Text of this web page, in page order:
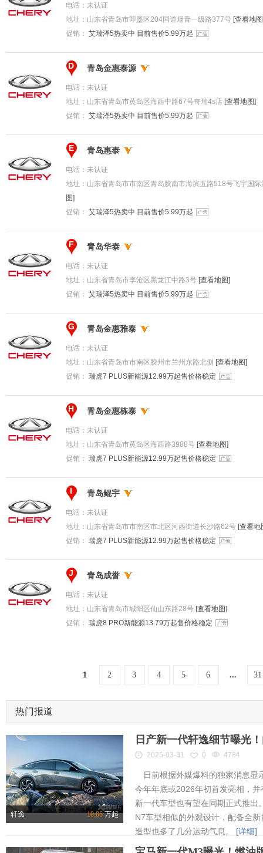
电话： 未认证
地址： 山东省青岛市即墨区204国道烟青一级路377号 [查看地
促销： 艾瑞泽5热卖中 目前售价5.99万起
D 青岛金惠泰源
电话： 未认证
地址： 山东省青岛市黄岛区海西中路67号奇瑞4s店 [查看地图]
促销： 艾瑞泽5热卖中 目前售价5.99万起
E 青岛惠泰
电话： 未认证
地址： 山东省青岛市市南区青岛胶南市海滨五路518号飞宇国
图]
促销： 艾瑞泽5热卖中 目前售价5.99万起
F 青岛华泰
电话： 未认证
地址： 山东省青岛市李沧区黑龙江中路3号 [查看地图]
促销： 艾瑞泽5热卖中 目前售价5.99万起
G 青岛金惠雅泰
电话： 未认证
地址： 山东省青岛市市南区胶州市兰州东路北侧 [查看地图]
促销： 瑞虎7 PLUS新能源12.99万起售价格稳定
H 青岛金惠栋泰
电话： 未认证
地址： 山东省青岛市黄岛区海西路3988号 [查看地图]
促销： 瑞虎7 PLUS新能源12.99万起售价格稳定
I 青岛鲲宇
电话： 未认证
地址： 山东省青岛市市南区市北区河西街道长沙路62号 [查看地
促销： 瑞虎7 PLUS新能源12.99万起售价格稳定
J 青岛成誉
电话： 未认证
地址： 山东省青岛市城阳区仙山东路28号 [查看地图]
促销： 瑞虎8 PRO新能源13.79万起售价格稳定
1 2 3 4 5 6 ... 31
热门报道
轩逸 10.86万起
日产新一代轩逸细节曝光
2025-03-31 0 4784
日前根据外媒爆料的独家消息显
今年年底或2026年初首发亮相，
新一代车型也有望在同期正式推出
N7车型相似的外观设计，配备全
造型也多了几分运动气息。 [详细]